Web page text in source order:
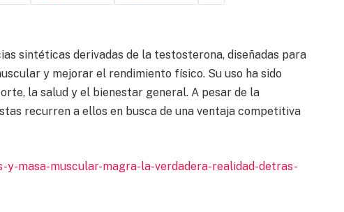
sintéticas derivadas de la testosterona, diseñadas para
y mejorar el rendimiento físico. Su uso ha sido
la salud y el bienestar general. A pesar de la
recurren a ellos en busca de una ventaja competitiva
masa-muscular-magra-la-verdadera-realidad-detras-